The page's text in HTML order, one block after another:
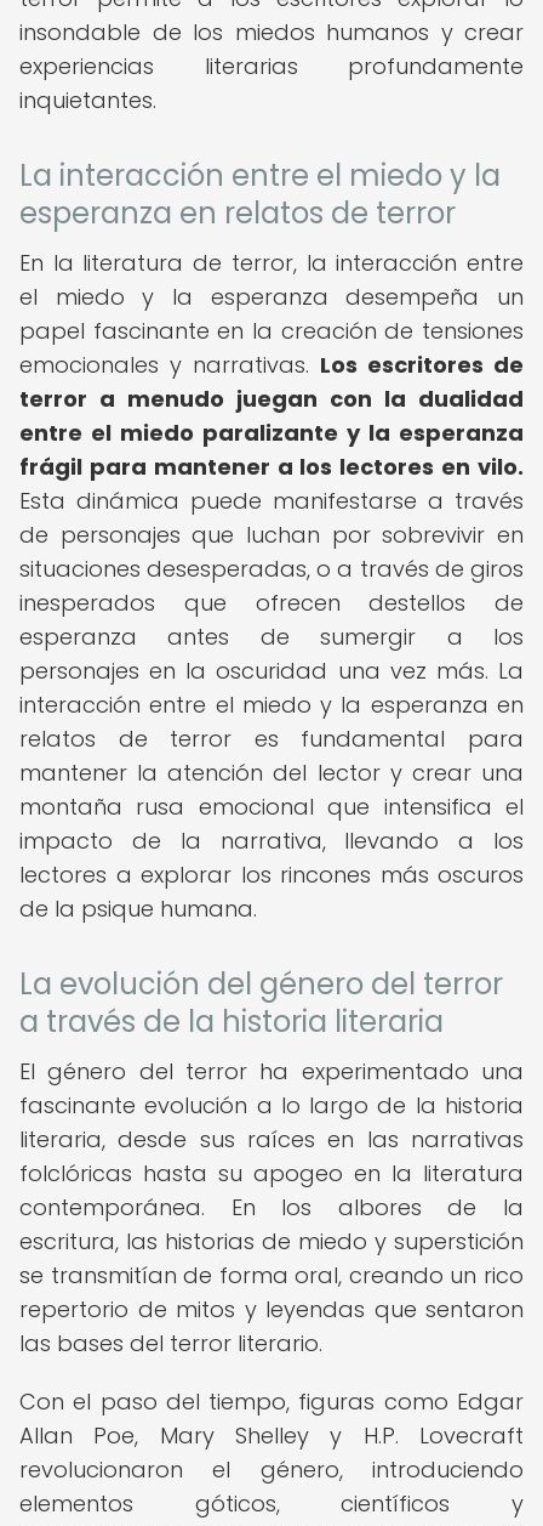
insondable de los miedos humanos y crear
experiencias literarias profundamente
inquietantes.
La interacción entre el miedo y la
esperanza en relatos de terror
En la literatura de terror, la interacción entre
el miedo y la esperanza desempeña un
papel fascinante en la creación de tensiones
emocionales y narrativas. Los escritores de
terror a menudo juegan con la dualidad
entre el miedo paralizante y la esperanza
frágil para mantener a los lectores en vilo.
Esta dinámica puede manifestarse a través
de personajes que luchan por sobrevivir en
situaciones desesperadas, o a través de giros
inesperados que ofrecen destellos de
esperanza antes de sumergir a los
personajes en la oscuridad una vez más. La
interacción entre el miedo y la esperanza en
relatos de terror es fundamental para
mantener la atención del lector y crear una
montaña rusa emocional que intensifica el
impacto de la narrativa, llevando a los
lectores a explorar los rincones más oscuros
de la psique humana.
La evolución del género del terror
a través de la historia literaria
El género del terror ha experimentado una
fascinante evolución a lo largo de la historia
literaria, desde sus raíces en las narrativas
folclóricas hasta su apogeo en la literatura
contemporánea. En los albores de la
escritura, las historias de miedo y superstición
se transmitían de forma oral, creando un rico
repertorio de mitos y leyendas que sentaron
las bases del terror literario.
Con el paso del tiempo, figuras como Edgar
Allan Poe, Mary Shelley y H.P. Lovecraft
revolucionaron el género, introduciendo
elementos góticos, científicos y